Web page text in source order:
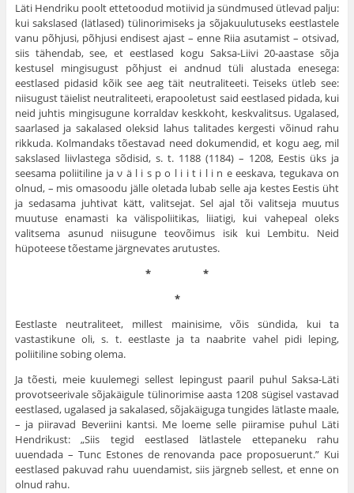
Läti Hendriku poolt ettetoodud motiivid ja sündmused ütlevad palju:
kui sakslased (lätlased) tülinorimiseks ja sõjakuulutuseks eestlastele
vanu põhjusi, põhjusi endisest ajast – enne Riia asutamist – otsivad,
siis tähendab, see, et eestlased kogu Saksa-Liivi 20-aastase sõja
kestusel mingisugust põhjust ei andnud tüli alustada enesega:
eestlased pidasid kõik see aeg täit neutraliteeti. Teiseks ütleb see:
niisugust täielist neutraliteeti, erapooletust said eestlased pidada, kui
neid juhtis mingisugune korraldav keskkoht, kesk­valitsus. Ugalased,
saarlased ja sakalased oleksid lahus talitades kergesti võinud rahu
rikkuda. Kolmandaks tões­tavad need dokumendid, et kogu aeg, mil
sakslased liivlastega sõdisid, s. t. 1188 (1184) – 1208, Eestis üks ja
seesama poliitiline ja ν ä l i s p ο l i i t i l i n e eeskava, tegukava on
olnud, – mis omasoodu jälle oletada lubab selle aja kestes Eestis üht
ja sedasama juhtivat kätt, valitsejat. Sel ajal tõi valitseja muutus
muutuse enamasti ka välispoliitikas, liiatigi, kui vahepeal oleks
valitsema asunud niisugune teovõimus isik kui Lembitu. Neid
hüpoteese tõestame järgnevates arutustes.
* *
*
Eestlaste neutraliteet, millest mainisime, võis sündida, kui ta
vastastikune oli, s. t. eestlaste ja ta naabrite vahel pidi leping,
poliitiline sobing olema.
Ja tõesti, meie kuulemegi sellest lepingust paaril puhul Saksa-Läti
provotseerivale sõjakäigule tülinorimise aasta 1208 sügisel vastavad
eestlased, ugalased ja saka­lased, sõjakäiguga tungides lätlaste maale,
– ja piiravad Beveriini kantsi. Me loeme selle piiramise puhul Läti
Hendrikust: „Siis tegid eestlased lätlastele ettepaneku rahu
uuendada – Tunc Estones de renovanda pace proposuerunt.” Kui
eestlased pakuvad rahu uuendamist, siis järgneb sellest, et enne on
olnud rahu.